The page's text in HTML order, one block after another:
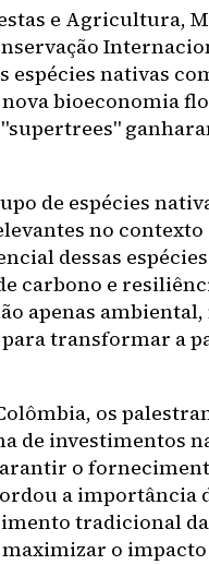
e Agricultura,
espécies nativas
bioeconomia
de espécies
no contexto
dessas
carbono e
apenas ambiental,
transformar a
os
de investimentos
o
a importância
tradicional
o impacto